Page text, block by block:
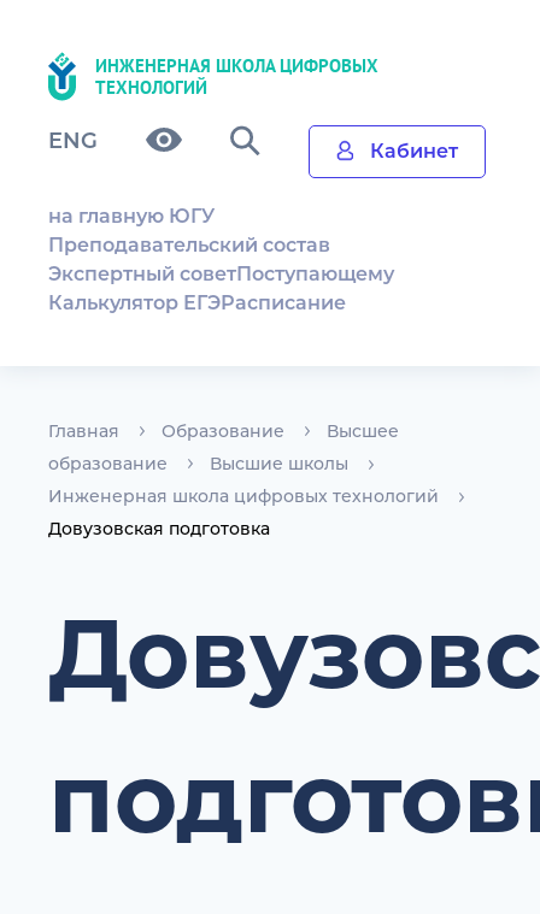
ИНЖЕНЕРНАЯ ШКОЛА ЦИФРОВЫХ
ТЕХНОЛОГИЙ
ENG Кабинет
на главную ЮГУ
Преподавательский состав
Экспертный советПоступающему
Калькулятор ЕГЭРасписание
Главная Образование
Высшее
образование
Высшие школы
Инженерная школа цифровых технологий
Довузовская подготовка